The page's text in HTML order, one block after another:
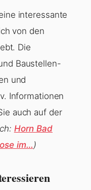
interessante
von den
Die
Baustellen-
und
Informationen
auch auf der
Horn Bad
im… )